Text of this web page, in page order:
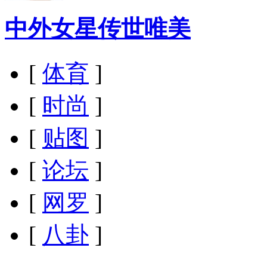
中外女星传世唯美
[ 体育 ]
[ 时尚 ]
[ 贴图 ]
[ 论坛 ]
[ 网罗 ]
[ 八卦 ]